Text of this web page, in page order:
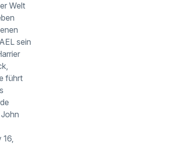
Welt
sein
führt
16,